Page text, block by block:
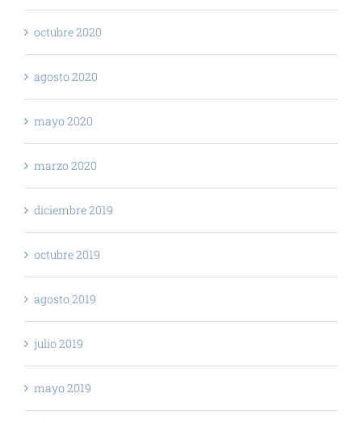
octubre 2020
agosto 2020
mayo 2020
marzo 2020
diciembre 2019
octubre 2019
agosto 2019
julio 2019
mayo 2019